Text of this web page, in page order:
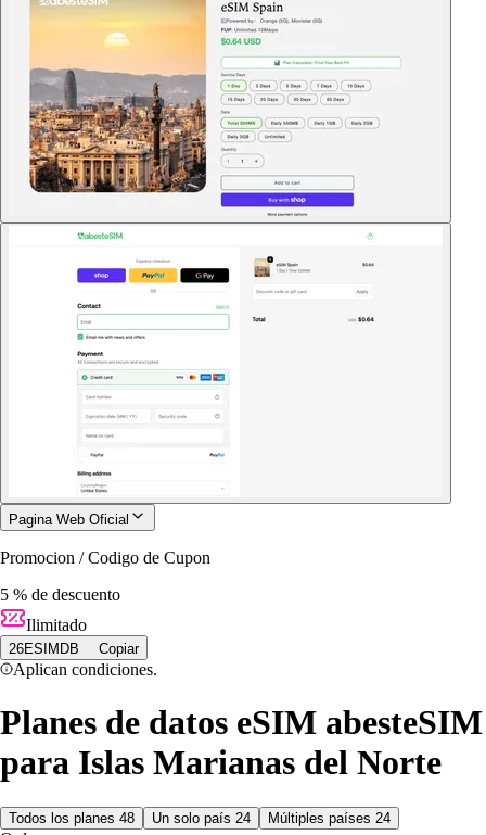
Pagina Web Oficial
Promocion / Codigo de Cupon
5 % de descuento
Ilimitado
26ESIMDB Copiar
Aplican condiciones.
Planes de datos eSIM abesteSIM
para Islas Marianas del Norte
Todos los planes 48 Un solo país 24 Múltiples países 24